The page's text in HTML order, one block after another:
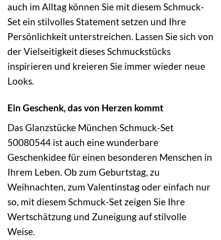
auch im Alltag können Sie mit diesem Schmuck-
Set ein stilvolles Statement setzen und Ihre
Persönlichkeit unterstreichen. Lassen Sie sich von
der Vielseitigkeit dieses Schmuckstücks
inspirieren und kreieren Sie immer wieder neue
Looks.
Ein Geschenk, das von Herzen kommt
Das Glanzstücke München Schmuck-Set
50080544 ist auch eine wunderbare
Geschenkidee für einen besonderen Menschen in
Ihrem Leben. Ob zum Geburtstag, zu
Weihnachten, zum Valentinstag oder einfach nur
so, mit diesem Schmuck-Set zeigen Sie Ihre
Wertschätzung und Zuneigung auf stilvolle
Weise.